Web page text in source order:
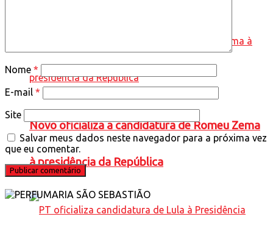
Novo oficializa a candidatura de Romeu Zema
à presidência da República
Nome *
E-mail *
Site
Salvar meus dados neste navegador para a próxima vez
que eu comentar.